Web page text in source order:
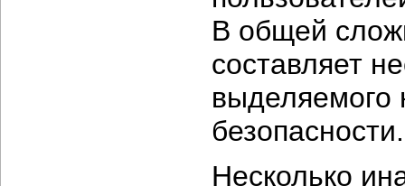
В общей
составляет
выделяемого
безопасности.
Несколько